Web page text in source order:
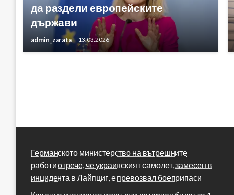
да раздели европейските
държави
admin_zarata 13.03.2026
Германското министерство на вътрешните
работи отрече, че украинският самолет, замесен в
инцидента в Лайпциг, е превозвал боеприпаси